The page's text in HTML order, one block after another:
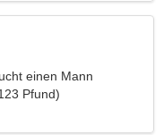
einen Mann
Pfund)